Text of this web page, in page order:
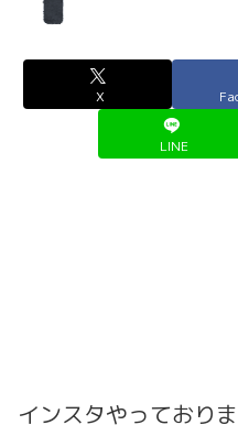
X
LINE
インスタやっており